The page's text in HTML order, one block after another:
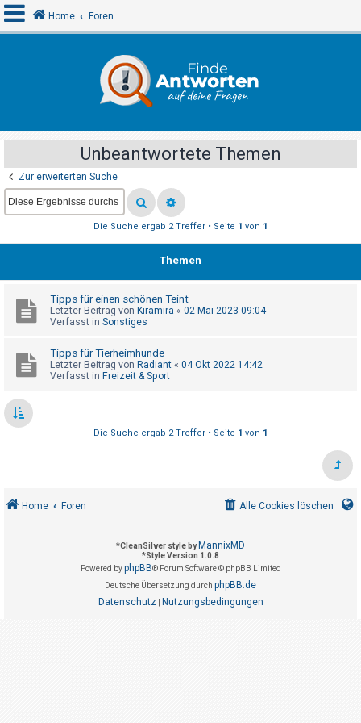
e
l
d
e
n
e
g
s
t
i
e
Home Foren
Unbeantwortete Themen
Zur erweiterten Suche
Die Suche ergab 2 Treffer • Seite 1 von 1
Themen
Tipps für einen schönen Teint
Letzter Beitrag von Kiramira « 02 Mai 2023 09:04
Verfasst in Sonstiges
Tipps für Tierheimhunde
Letzter Beitrag von Radiant « 04 Okt 2022 14:42
Verfasst in Freizeit & Sport
Die Suche ergab 2 Treffer • Seite 1 von 1
Home Foren Alle Cookies löschen
*CleanSilver style by MannixMD
*Style Version 1.0.8
Powered byphpBB® Forum Software © phpBB Limited
Deutsche Übersetzung durch phpBB.de
Datenschutz| Nutzungsbedingungen